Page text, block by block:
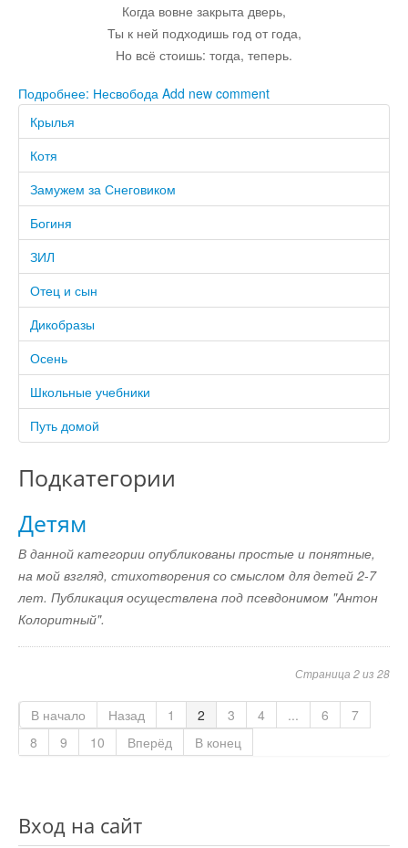
Когда вовне закрыта дверь,
Ты к ней подходишь год от года,
Но всё стоишь: тогда, теперь.
Подробнее: Несвобода Add new comment
Крылья
Котя
Замужем за Снеговиком
Богиня
ЗИЛ
Отец и сын
Дикобразы
Осень
Школьные учебники
Путь домой
Подкатегории
Детям
В данной категории опубликованы простые и понятные,
на мой взгляд, стихотворения со смыслом для детей 2-7
лет. Публикация осуществлена под псевдонимом "Антон
Колоритный".
Страница 2 из 28
В начало Назад 1 2 3 4 ... 6
7
8
9 10 Вперёд В конец
Вход на сайт